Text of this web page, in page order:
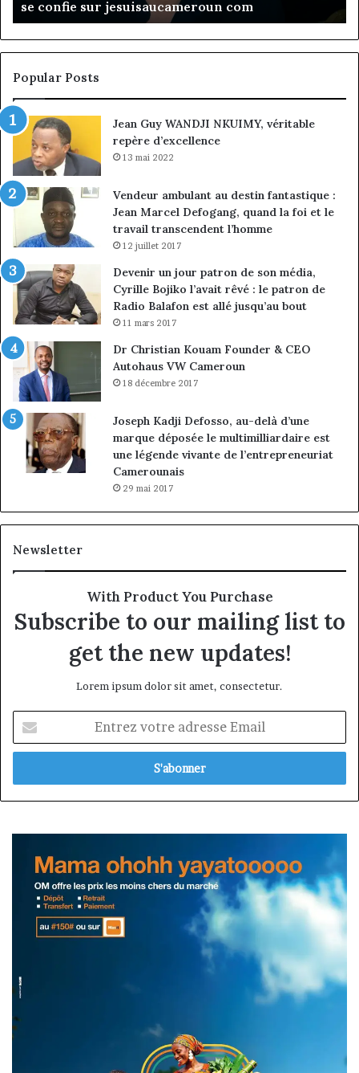
du
conseil,
Jean-
Emmanuel
Pondi
nommé
vice-
président
nommé vice-président
de
la
Popular Posts
Jean Guy WANDJI NKUIMY, véritable
repère d’excellence
13 mai 2022
Vendeur ambulant au destin fantastique :
Jean Marcel Defogang, quand la foi et le
travail transcendent l’homme
12 juillet 2017
Devenir un jour patron de son média,
Cyrille Bojiko l’avait rêvé : le patron de
Radio Balafon est allé jusqu’au bout
11 mars 2017
Dr Christian Kouam Founder & CEO
Autohaus VW Cameroun
18 décembre 2017
Joseph Kadji Defosso, au-delà d’une
marque déposée le multimilliardaire est
une légende vivante de l’entrepreneuriat
Camerounais
29 mai 2017
Newsletter
With Product You Purchase
Subscribe to our mailing list to
get the new updates!
Lorem ipsum dolor sit amet, consectetur.
votre
adresse